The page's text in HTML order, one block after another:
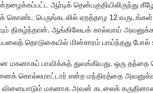
ஆர்டிக் தென்பகுதியிலிருந்து
கொண்ட பெருங்கடலில் ஏறத்தாழ 12 வருடங்கள்
திகழ்ந்தான். ஆங்கிலேயக் கால்வாய்
தொடுகையில் மின்சாரம் பாய்ந்தது
மகனாகப் பாவிக்கத் துவங்கியது. ஒரு
கொல்லமாட்டார் என்ற மந்திரத்தை
விளையாடும் மகனாக அவன் கடலைக் கருதினான்.